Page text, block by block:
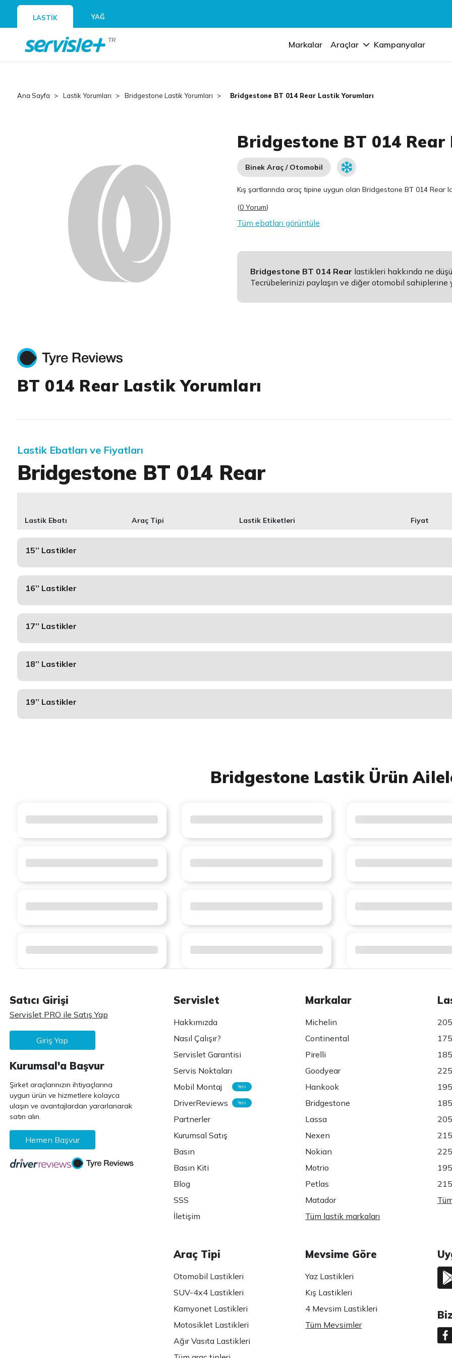
LASTİK YAĞ
TR Markalar Araçlar Kampanyalar
Ana Sayfa Lastik Yorumları Bridgestone Lastik Yorumları Bridgestone BT 014 Rear Lastik Yorumları
Bridgestone BT 014
Binek Araç / Otomobil
Kış şartlarında araç tipine uygun olanBridgestone BT 014 Rear
(0 Yorum)
Tüm ebatları görüntüle
Bridgestone BT 014 Rear lastikleri hakkında ne
Tecrübelerinizi paylaşın ve diğer otomobil sahiplerine
BT 014 Rear Lastik Yorumları
Lastik Ebatları ve Fiyatları
Bridgestone BT 014 Rear
Lastik Ebatı Araç Tipi Lastik Etiketleri Fiyat
15’’ Lastikler
16’’ Lastikler
17’’ Lastikler
18’’ Lastikler
19’’ Lastikler
Bridgestone Lastik Ürün
Satıcı Girişi
Servislet PRO ile Satış Yap
Giriş Yap
Kurumsal'a Başvur
Şirket araçlarınızın ihtiyaçlarına
uygun ürün ve hizmetlere kolayca
ulaşın ve avantajlardan yararlanarak
satın alın.
Hemen Başvur
Servislet
Hakkımızda
Nasıl Çalışır?
Servislet Garantisi
Servis Noktaları
Mobil Montaj
Yeni
DriverReviews Yeni
Partnerler
Kurumsal Satış
Basın
Basın Kiti
Blog
SSS
İletişim
Markalar
Michelin
Continental
Pirelli
Goodyear
Hankook
Bridgestone
Lassa
Nexen
Nokian
Motrio
Petlas
Matador
Tüm lastik markaları
Araç Tipi
Otomobil Lastikleri
SUV-4x4 Lastikleri
Kamyonet Lastikleri
Motosiklet Lastikleri
Ağır Vasıta Lastikleri
Mevsime Göre
Yaz Lastikleri
Kış Lastikleri
4 Mevsim Lastikleri
Tüm Mevsimler